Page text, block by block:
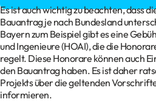
Es ist auch wichtig zu beachten, dass
Bauantrag je nach Bundesland
Bayern zum Beispiel gibt es eine
und Ingenieure (HOAI), die die
regelt. Diese Honorare können auch
den Bauantrag haben. Es ist daher
Projekts über die geltenden
informieren.